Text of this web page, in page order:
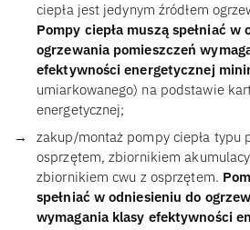
ciepła jest jedynym źródłem
Pompy ciepła muszą spełniać w
ogrzewania pomieszczeń
efektywności energetycznej
umiarkowanego) na podstawie
energetycznej;
zakup/montaż pompy ciepła typu
osprzętem, zbiornikiem
zbiornikiem cwu z osprzętem.
spełniać w odniesieniu do
wymagania klasy efektywności